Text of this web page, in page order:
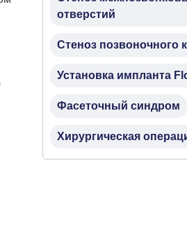
отверстий
Стеноз позвоночного
Установка импланта
Фасеточный синдром
Хирургическая